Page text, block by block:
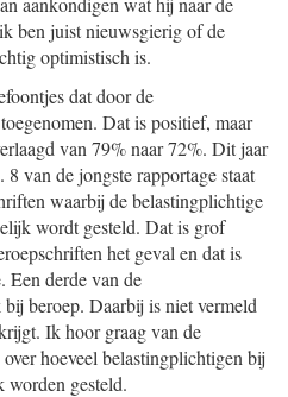
ben juist nieuwsgierig of de
optimistisch is.
dat door de
Dat is positief, maar
van 79% naar 72%. Dit jaar
van de jongste rapportage staat
waarbij de belastingplichtige
wordt gesteld. Dat is grof
het geval en dat is
Een derde van de
beroep. Daarbij is niet vermeld
Ik hoor graag van de
hoeveel belastingplichtigen bij
worden gesteld.